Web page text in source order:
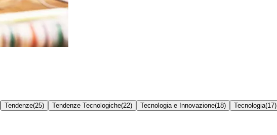
Tendenze(25) Tendenze Tecnologiche(22) Tecnologia e Innovazione(18) Tecnologia(17)